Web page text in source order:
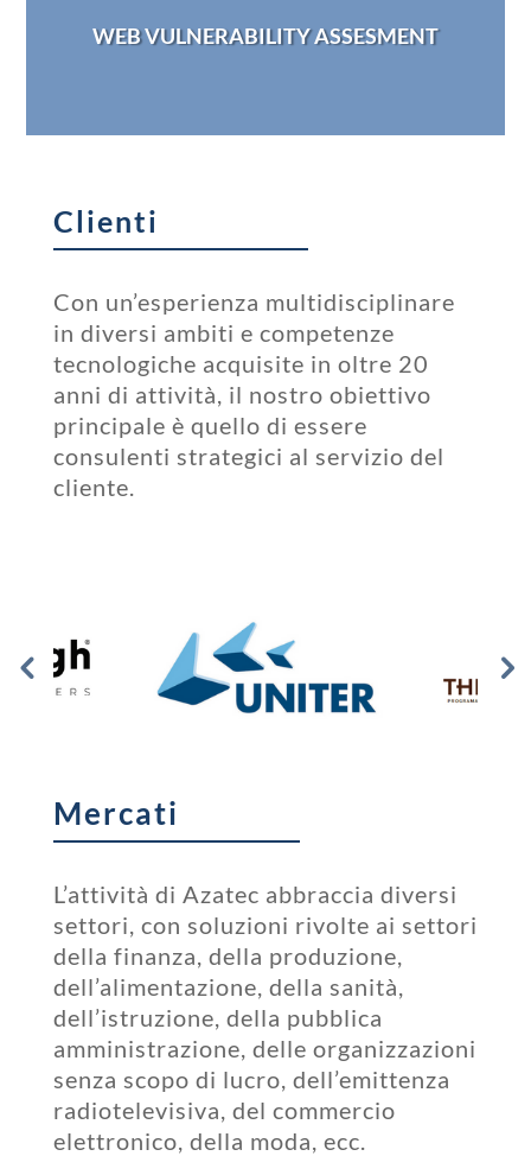
WEB VULNERABILITY ASSESMENT
Clienti
Con un’esperienza multidisciplinare
in diversi ambiti e competenze
tecnologiche acquisite in oltre 20
anni di attività, il nostro obiettivo
principale è quello di essere
consulenti strategici al servizio del
cliente.
Mercati
L’attività di Azatec abbraccia diversi
settori, con soluzioni rivolte ai settori
della finanza, della produzione,
dell’alimentazione, della sanità,
dell’istruzione, della pubblica
amministrazione, delle organizzazioni
senza scopo di lucro, dell’emittenza
radiotelevisiva, del commercio
elettronico, della moda, ecc.